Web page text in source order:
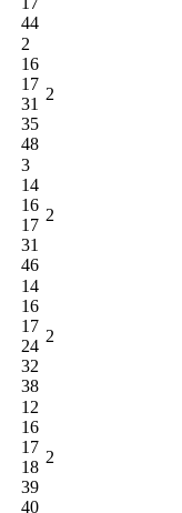
44
2
16
17
31
35
48
2
3
14
16
17
31
46
2
14
16
17
24
32
38
2
12
16
17
18
39
40
2